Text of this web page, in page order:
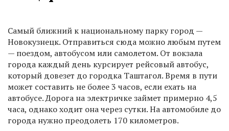
Самый ближний к национальному парку город —
Новокузнецк. Отправиться сюда можно любым путем
— поездом, автобусом или самолетом. От вокзала
города каждый день курсирует рейсовый автобус,
который довезет до городка Таштагол. Время в пути
может составить не более 3 часов, если ехать на
автобусе. Дорога на электричке займет примерно 4,5
часа, однако ходит она через сутки. На автомобиле до
города нужно преодолеть 170 километров.